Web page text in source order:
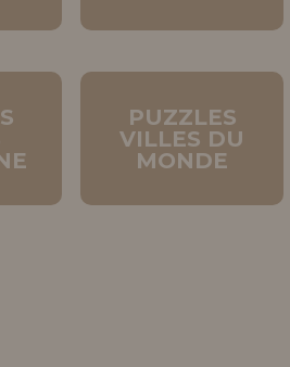
PUZZLES
VILLES DU
MONDE